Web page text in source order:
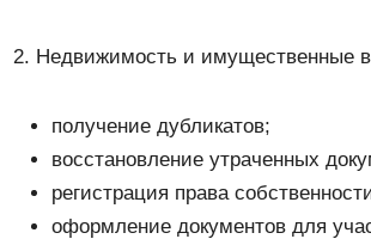
2. Недвижимость и имущественные
получение дубликатов;
восстановление утраченных
регистрация права
оформление документов для